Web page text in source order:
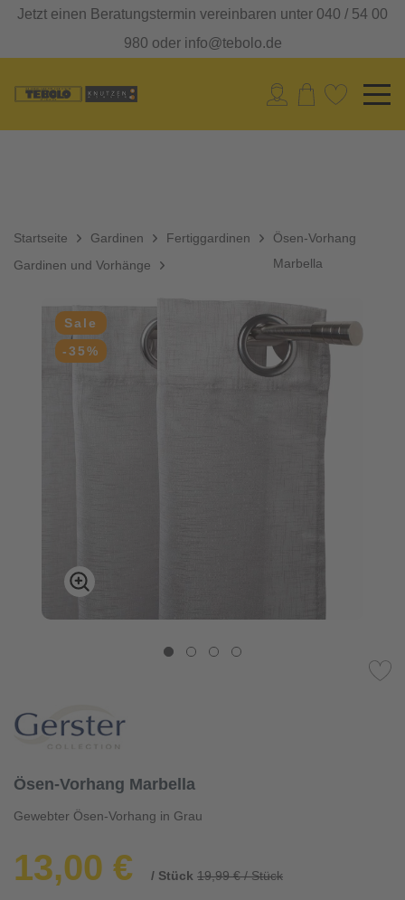
Jetzt einen Beratungstermin vereinbaren unter 040 / 54 00
980 oder info@tebolo.de
Startseite Gardinen
Fertiggardinen
Gardinen und Vorhänge
Ösen-Vorhang
Marbella
Sale
-35%
Ösen-Vorhang Marbella
Gewebter Ösen-Vorhang in Grau
13,00 € / Stück 19,99 € / Stück